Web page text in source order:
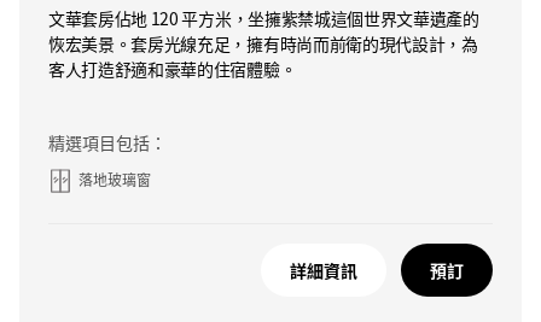
文華套房佔地 120 平方米，坐擁紫禁城這個世界文華遺產的
恢宏美景。套房光線充足，擁有時尚而前衛的現代設計，為
客人打造舒適和豪華的住宿體驗。
精選項目包括：
落地玻璃窗
詳細資訊 預訂